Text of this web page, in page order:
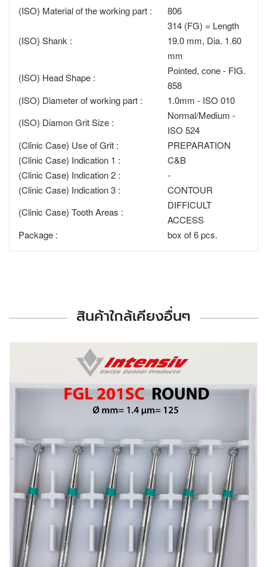
(ISO) Material of the working part : 806
(ISO) Shank :
314 (FG) = Length
19.0 mm, Dia. 1.60
mm
(ISO) Head Shape :
Pointed, cone - FIG.
858
(ISO) Diameter of working part :
1.0mm - ISO 010
(ISO) Diamon Grit Size :
Normal/Medium -
ISO 524
(Clinic Case) Use of Grit :
PREPARATION
(Clinic Case) Indication 1 :
C&B
(Clinic Case) Indication 2 :
-
(Clinic Case) Indication 3 :
CONTOUR
(Clinic Case) Tooth Areas :
DIFFICULT
ACCESS
Package :
box of 6 pcs.
สินค้าใกล้เคียงอื่นๆ